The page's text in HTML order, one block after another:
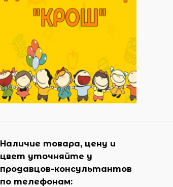
Наличие товара, цену и
цвет уточняйте у
продавцов-консультантов
по телефонам: